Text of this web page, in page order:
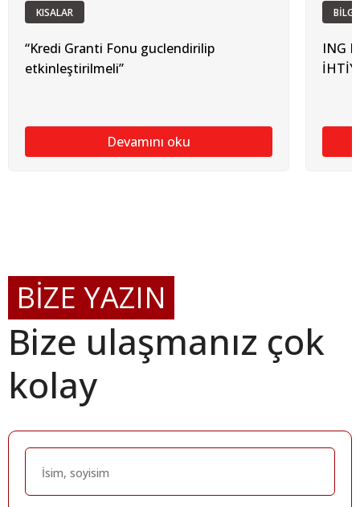
KISALAR
“Kredi Granti Fonu guclendirilip
etkinleştirilmeli”
Devamını oku
ING
BİZE YAZIN
Bize ulaşmanız çok
kolay